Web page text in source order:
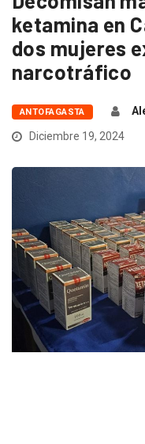
ketamina en
dos mujeres
narcotráfico
ANTOFAGASTA
Diciembre 19, 2024